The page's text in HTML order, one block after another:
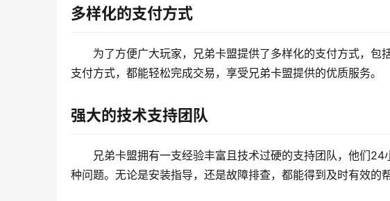
多样化的支付方式
为了方便广大玩家，兄弟卡盟提供了多样化的支付方式，
支付方式，都能轻松完成交易，享受兄弟卡盟提供的优质服务。
强大的技术支持团队
兄弟卡盟拥有一支经验丰富且技术过硬的支持团队，他们
种问题。无论是安装指导，还是故障排查，都能得到及时有效的帮